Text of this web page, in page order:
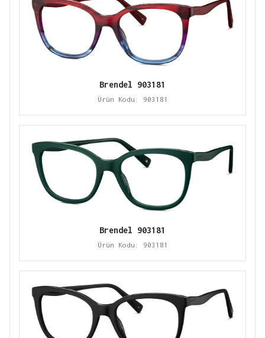
Brendel 903181
Ürün Kodu: 903181
Brendel 903181
Ürün Kodu: 903181